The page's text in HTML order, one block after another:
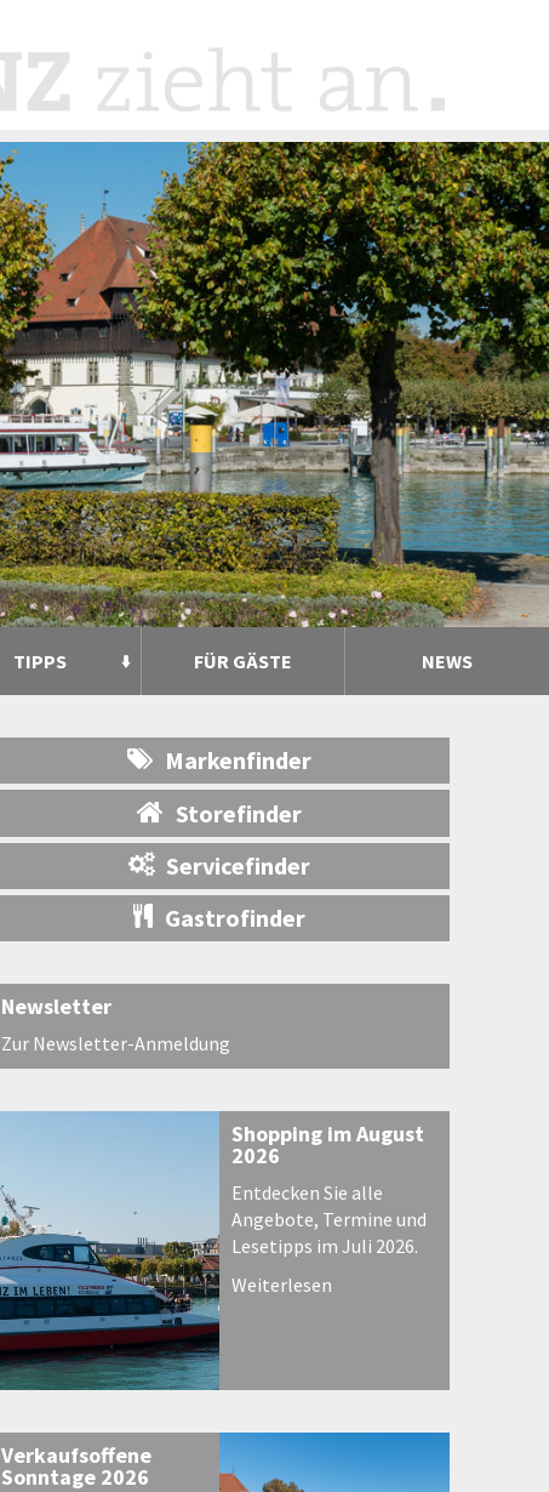
TIPPS FÜR GÄSTE NEWS
Markenfinder
Storefinder
Servicefinder
Gastrofinder
Newsletter
Zur Newsletter-Anmeldung
Shopping im August
2026
Entdecken Sie alle
Angebote, Termine und
Lesetipps im Juli 2026.
Weiterlesen
Verkaufsoffene
Sonntage 2026